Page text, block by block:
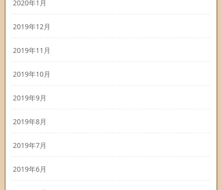
2020年1月
2019年12月
2019年11月
2019年10月
2019年9月
2019年8月
2019年7月
2019年6月